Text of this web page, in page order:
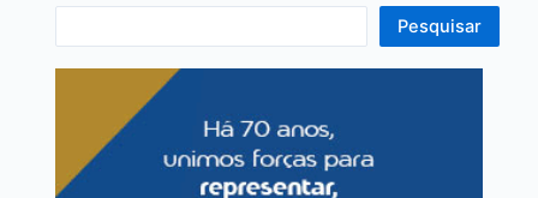
Pesquisar